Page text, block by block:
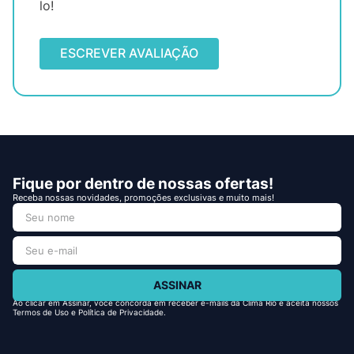
lo!
ESCREVER AVALIAÇÃO
Fique por dentro de nossas ofertas!
Receba nossas novidades, promoções exclusivas e muito mais!
ASSINAR
Ao clicar em Assinar, você concorda em receber e-mails da Clima Rio e aceita nossos
Termos de Uso e Política de Privacidade.